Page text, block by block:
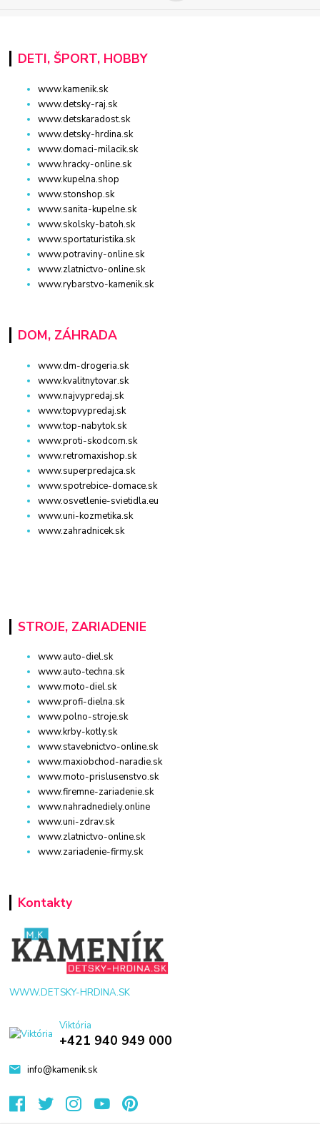
DETI, ŠPORT, HOBBY
www.kamenik.sk
www.detsky-raj.sk
www.detskaradost.sk
www.detsky-hrdina.sk
www.domaci-milacik.sk
www.hracky-online.sk
www.kupelna.shop
www.stonshop.sk
www.sanita-kupelne.sk
www.skolsky-batoh.sk
www.sportaturistika.sk
www.potraviny-online.sk
www.zlatnictvo-online.sk
www.rybarstvo-kamenik.sk
DOM, ZÁHRADA
www.dm-drogeria.sk
www.kvalitnytovar.sk
www.najvypredaj.sk
www.topvypredaj.sk
www.top-nabytok.sk
www.proti-skodcom.sk
www.retromaxishop.sk
www.superpredajca.sk
www.spotrebice-domace.sk
www.osvetlenie-svietidla.eu
www.uni-kozmetika.sk
www.zahradnicek.sk
STROJE, ZARIADENIE
www.auto-diel.sk
www.auto-techna.sk
www.moto-diel.sk
www.profi-dielna.sk
www.polno-stroje.sk
www.krby-kotly.sk
www.stavebnictvo-online.sk
www.maxiobchod-naradie.sk
www.moto-prislusenstvo.sk
www.firemne-zariadenie.sk
www.nahradnediely.online
www.uni-zdrav.sk
www.zlatnictvo-online.sk
www.zariadenie-firmy.sk
Kontakty
WWW.DETSKY-HRDINA.SK
Viktória
+421 940 949 000
info@kamenik.sk